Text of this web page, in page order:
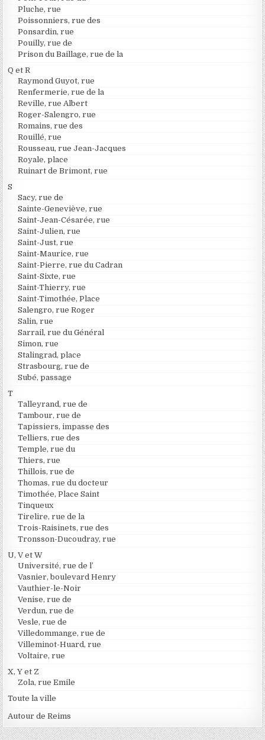
Pluche, rue
Poissonniers, rue des
Ponsardin, rue
Pouilly, rue de
Prison du Baillage, rue de la
Q et R
Raymond Guyot, rue
Renfermerie, rue de la
Reville, rue Albert
Roger-Salengro, rue
Romains, rue des
Rouillé, rue
Rousseau, rue Jean-Jacques
Royale, place
Ruinart de Brimont, rue
S
Sacy, rue de
Sainte-Geneviève, rue
Saint-Jean-Césarée, rue
Saint-Julien, rue
Saint-Just, rue
Saint-Maurice, rue
Saint-Pierre, rue du Cadran
Saint-Sixte, rue
Saint-Thierry, rue
Saint-Timothée, Place
Salengro, rue Roger
Salin, rue
Sarrail, rue du Général
Simon, rue
Stalingrad, place
Strasbourg, rue de
Subé, passage
T
Talleyrand, rue de
Tambour, rue de
Tapissiers, impasse des
Telliers, rue des
Temple, rue du
Thiers, rue
Thillois, rue de
Thomas, rue du docteur
Timothée, Place Saint
Tinqueux
Tirelire, rue de la
Trois-Raisinets, rue des
Tronsson-Ducoudray, rue
U, V et W
Université, rue de l’
Vasnier, boulevard Henry
Vauthier-le-Noir
Venise, rue de
Verdun, rue de
Vesle, rue de
Villedommange, rue de
Villeminot-Huard, rue
Voltaire, rue
X, Y et Z
Zola, rue Emile
Toute la ville
Autour de Reims